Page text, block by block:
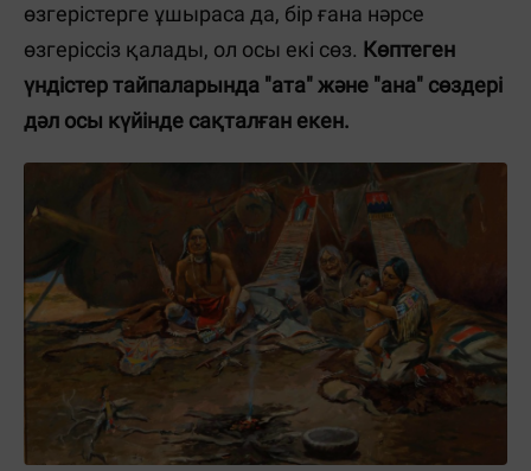
өзгерістерге ұшыраса да, бір ғана нәрсе
өзгеріссіз қалады, ол осы екі сөз. Көптеген
үндістер тайпаларында "ата" және "ана" сөздері
дәл осы күйінде сақталған екен.